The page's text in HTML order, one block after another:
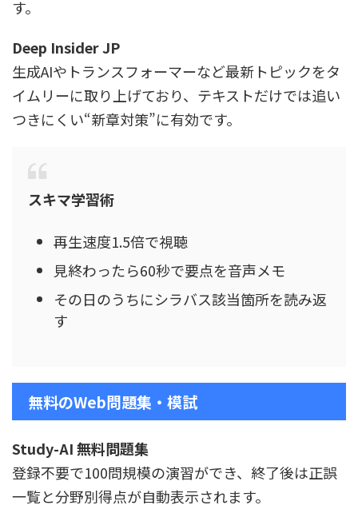
す。
Deep Insider JP
生成AIやトランスフォーマーなど最新トピックをタ
イムリーに取り上げており、テキストだけでは追い
つきにくい“新章対策”に有効です。
スキマ学習術
再生速度1.5倍で視聴
見終わったら60秒で要点を音声メモ
その日のうちにシラバス該当箇所を読み返
す
無料のWeb問題集・模試
Study-AI 無料問題集
登録不要で100問規模の演習ができ、終了後は正誤
一覧と分野別得点が自動表示されます。